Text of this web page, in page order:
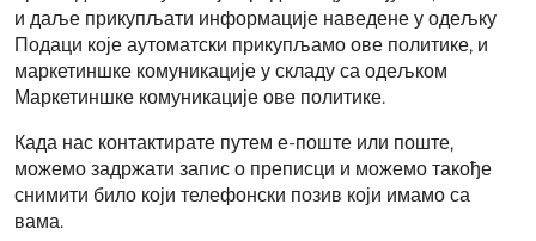
и даље прикупљати информације наведене у одељку
Подаци које аутоматски прикупљамо ове политике, и
маркетиншке комуникације у складу са одељком
Маркетиншке комуникације ове политике.
Када нас контактирате путем е-поште или поште,
можемо задржати запис о преписци и можемо такође
снимити било који телефонски позив који имамо са
вама.